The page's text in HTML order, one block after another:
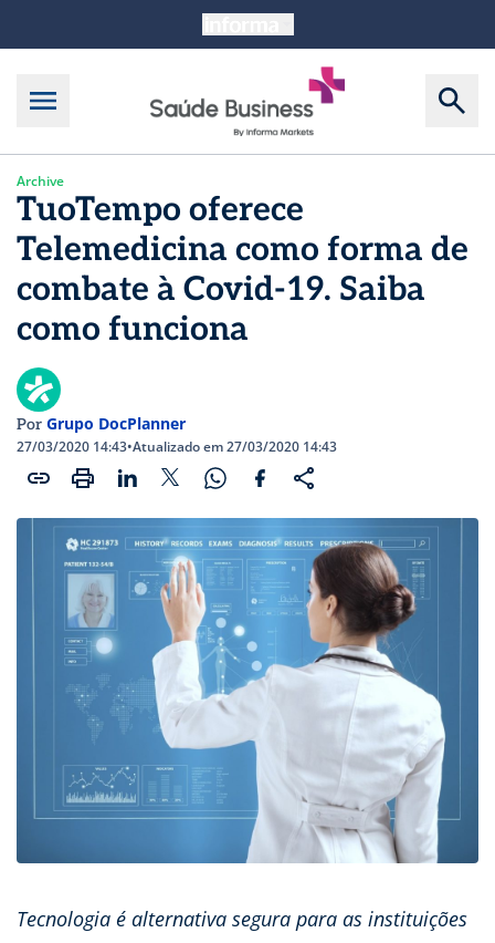
Archive
TuoTempo oferece
Telemedicina como forma de
combate à Covid-19. Saiba
como funciona
Por Grupo DocPlanner
27/03/2020 14:43•Atualizado em 27/03/2020 14:43
Tecnologia é alternativa segura para as instituições